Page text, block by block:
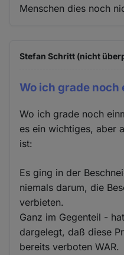
Menschen dies noch
Stefan Schritt (nicht
Wo ich grade noch
Wo ich grade noch
es ein wichtiges, aber
ist:
Es ging in der
niemals darum, die
verbieten.
Ganz im Gegenteil -
dargelegt, daß diese
bereits verboten WAR.